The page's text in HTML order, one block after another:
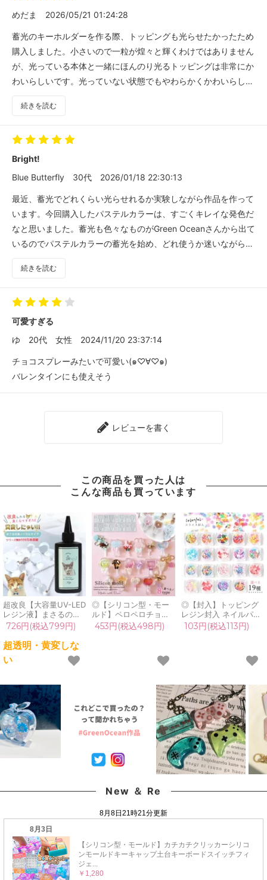
めだま 2026/05/21 01:24:28
蓄光のキーホルダーを作る際、トッピングも光らせたかったため
購入しました。小さいので一粒が煌々と輝くわけではありません
が、光っている本体と一緒にほんのり光るトッピングは非常にか
わいらしいです。光っていない状態でもやわらかくかわいらしい
続きを読む
Bright!
Blue Butterfly
30代 2026/01/18 22:30:13
最近、蓄光でどれくらい光らせれるか実験しながら作品を作って
います。今回購入したパステルカラーは、すごくキレイな発色だ
なと思いました。蓄光も色々なものがGreen Oceanさんから出て
いるのでパステルカラーの蓄光を始め、どれ使うか迷いながら楽
続きを読む
可愛すぎる
ゆ
20代 女性 2024/11/20 23:37:14
チョコスプレーみたいで可愛い(๑♡∀♡๑)
バレンタインにも使えそう
レビューを書く
この商品を買った人は
こんな商品も買っています
超改良【大容量UV-LED
レジン液】まさるの涙
ver.03 超透明 70g 初心
者 作家 コーティング
ハード 黄変しない 高品
質 クリア 猫 UVレジン
液 安い おすすめ
726円(税込799円)
超透明・黄変しな
い
◎【シリコン型・モー
ルド】ペロペロチョコ
レート＆ケースのカシ
ャカシャ シリコンモー
うさぎ 猫 推し活 UVレ
453円(税込498円)
◎【封入】トッピング
レジン封入 ネイルパー
ツ ネイル用品 デコパー
ツ キラキラ カシャカシ
ドーナツ リボン 雪の結
103円(税込113円)
New ＆ Re